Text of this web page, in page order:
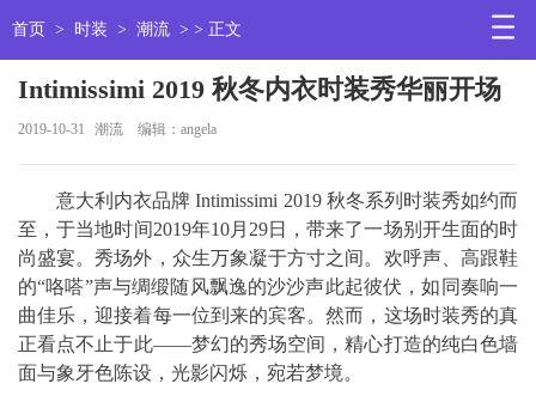
首页 > 时装 > 潮流 > > 正文
Intimissimi 2019 秋冬内衣时装秀华丽开场
2019-10-31 潮流 编辑：angela
意大利内衣品牌 Intimissimi 2019 秋冬系列时装秀如约而
至，于当地时间2019年10月29日，带来了一场别开生面的时
尚盛宴。秀场外，众生万象凝于方寸之间。欢呼声、高跟鞋
的“咯嗒”声与绸缎随风飘逸的沙沙声此起彼伏，如同奏响一
曲佳乐，迎接着每一位到来的宾客。然而，这场时装秀的真
正看点不止于此——梦幻的秀场空间，精心打造的纯白色墙
面与象牙色陈设，光影闪烁，宛若梦境。